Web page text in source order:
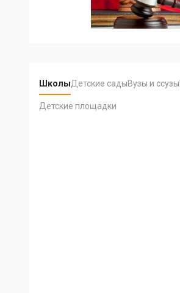
2
ШколыДетские садыВузы и ссузы
Детские площадки